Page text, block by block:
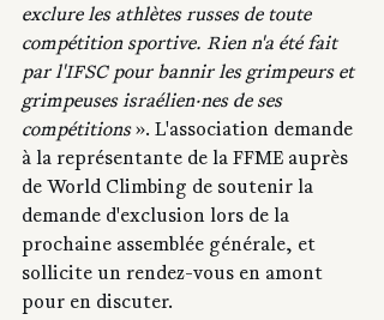
exclure les athlètes russes de toute
compétition sportive. Rien n'a été fait
par l'IFSC pour bannir les grimpeurs et
grimpeuses israélien·nes de ses
compétitions ». L'association demande
à la représentante de la FFME auprès
de World Climbing de soutenir la
demande d'exclusion lors de la
prochaine assemblée générale, et
sollicite un rendez-vous en amont
pour en discuter.